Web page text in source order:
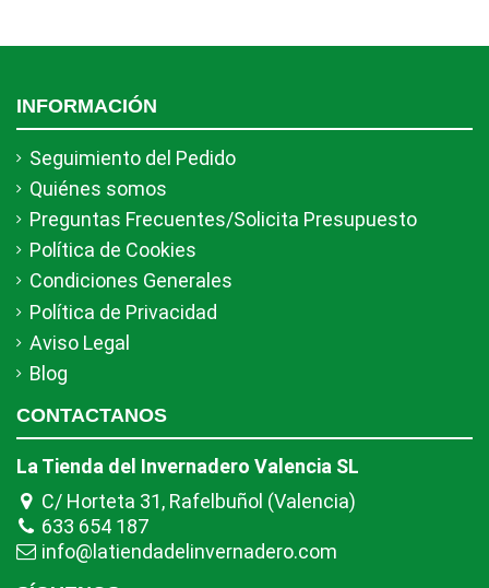
INFORMACIÓN
Seguimiento del Pedido
Quiénes somos
Preguntas Frecuentes/Solicita Presupuesto
Política de Cookies
Condiciones Generales
Política de Privacidad
Aviso Legal
Blog
CONTACTANOS
La Tienda del Invernadero Valencia SL
C/ Horteta 31, Rafelbuñol (Valencia)
633 654 187
info@latiendadelinvernadero.com